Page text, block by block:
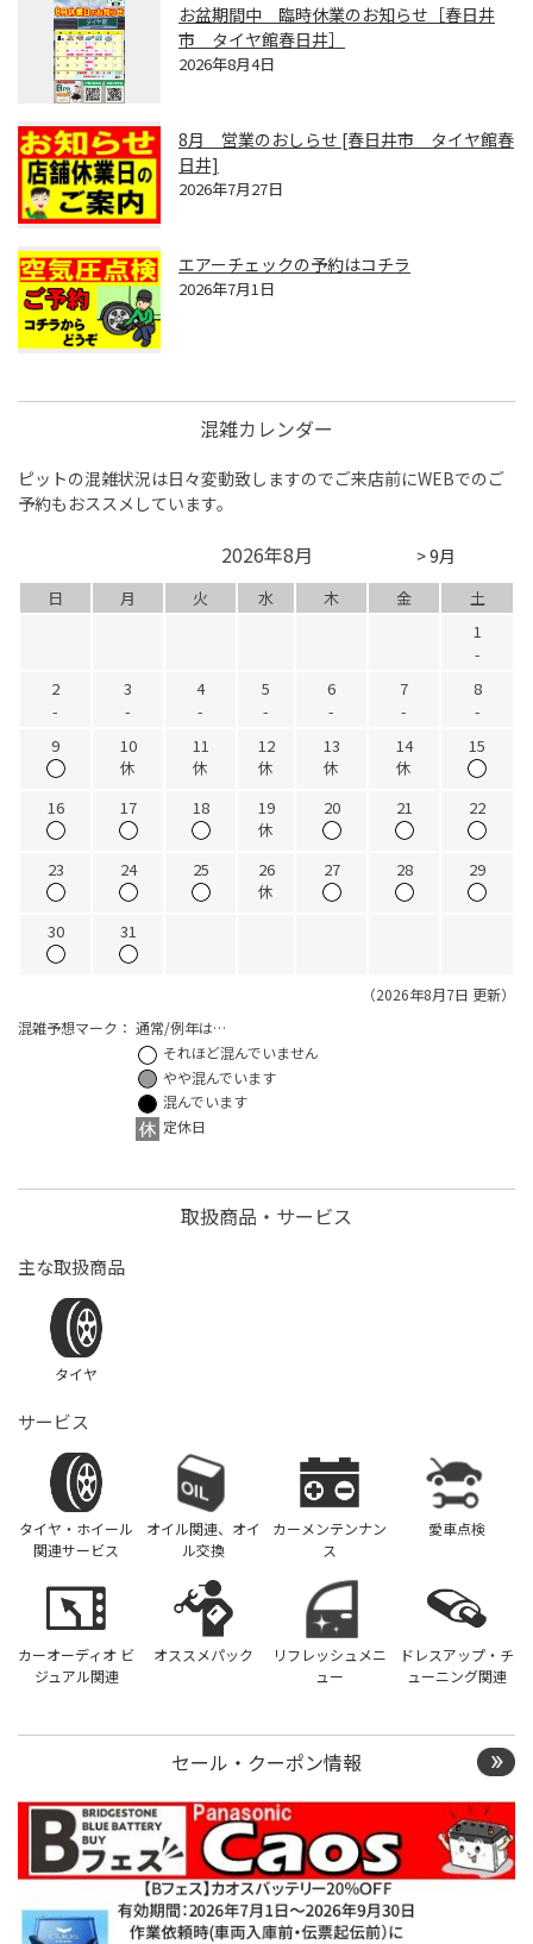
お盆期間中 臨時休業のお知らせ［春日井
市 タイヤ館春日井］
2026年8月4日
8月 営業のおしらせ [春日井市 タイヤ館春
日井]
2026年7月27日
エアーチェックの予約はコチラ
2026年7月1日
混雑カレンダー
ピットの混雑状況は日々変動致しますのでご来店前にWEBでのご
予約もおススメしています。
> 9月
2026年8月
日 月 火 水 木 金
土
1
-
2
-
3
-
4
-
5
-
6
-
7
-
8
-
9
10
休
11
休
12
休
13
休
14
休
15
16 17 18
19
休
20 21 22
23 24 25
26
休
27 28 29
30 31
（2026年8月7日 更新）
混雑予想マーク： 通常/例年は…
それほど混んでいません
やや混んでいます
混んでいます
定休日
取扱商品・サービス
主な取扱商品
タイヤ
サービス
タイヤ・ホイール
関連サービス
オイル関連、オイ
ル交換
カーメンテンナン
ス
愛車点検
カーオーディオ ビ
ジュアル関連
オススメパック
リフレッシュメニ
ュー
ドレスアップ・チ
ューニング関連
セール・クーポン情報